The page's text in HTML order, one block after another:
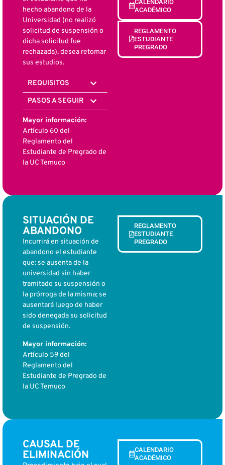
hecho abandono de la
Universidad (no realizó
solicitud de suspensión o
dicha solicitud fue
rechazada), desea retomar
sus estudios.
REQUISITOS
PASOS A SEGUIR
Mayor información:
Artículo 60 del
Reglamento del
Estudiante de Pregrado de
la UC Temuco
CALENDARIO
ACADÉMICO
REGLAMENTO
ESTUDIANTE
PREGRADO
SITUACIÓN DE
ABANDONO
Incurrirá en situación de
abandono el estudiante
que: se ausenta de la
universidad sin haber
tramitado su suspensión o
la prórroga de la misma; se
ausentará luego de haber
sido denegada su solicitud
de suspensión.
Mayor información:
Artículo 59 del
Reglamento del
Estudiante de Pregrado de
la UC Temuco
REGLAMENTO
ESTUDIANTE
PREGRADO
CAUSAL DE
ELIMINACIÓN
CALENDARIO
ACADÉMICO